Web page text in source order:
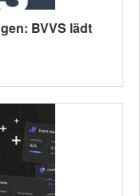
BVVS lädt